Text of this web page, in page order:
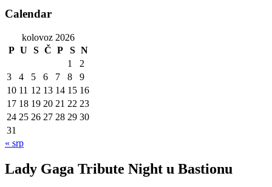
Calendar
kolovoz 2026
P U S Č P S N
1
2
3
4 5 6 7 8
9
10 11 12 13 14 15 16
17 18 19 20 21 22 23
24 25 26 27 28 29 30
31
« srp
Lady Gaga Tribute Night u Bastionu